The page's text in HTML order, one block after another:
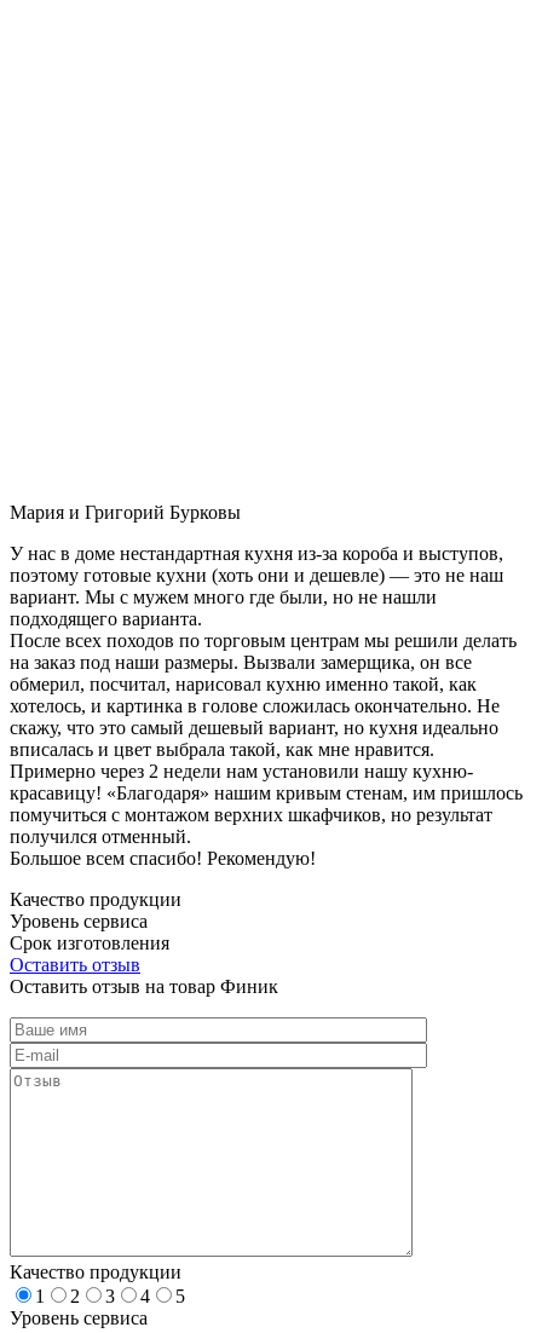
Мария и Григорий Бурковы
У нас в доме нестандартная кухня из-за короба и выступов,
поэтому готовые кухни (хоть они и дешевле) — это не наш
вариант. Мы с мужем много где были, но не нашли
подходящего варианта.
После всех походов по торговым центрам мы решили делать
на заказ под наши размеры. Вызвали замерщика, он все
обмерил, посчитал, нарисовал кухню именно такой, как
хотелось, и картинка в голове сложилась окончательно. Не
скажу, что это самый дешевый вариант, но кухня идеально
вписалась и цвет выбрала такой, как мне нравится.
Примерно через 2 недели нам установили нашу кухню-
красавицу! «Благодаря» нашим кривым стенам, им пришлось
помучиться с монтажом верхних шкафчиков, но результат
получился отменный.
Большое всем спасибо! Рекомендую!
Качество продукции
Уровень сервиса
Срок изготовления
Оставить отзыв
Оставить отзыв на товар Финик
Качество продукции
1
2 3 4
5
Уровень сервиса